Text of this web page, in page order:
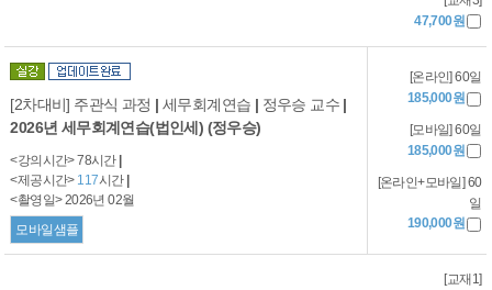
47,700원
[2차대비] 주관식 과정 | 세무회계연습 | 정우승 교수 |
2026년 세무회계연습(법인세) (정우승)
<강의시간> 78시간 |
<제공시간> 117시간 |
<촬영일> 2026년 02월
모바일샘플
[온라인] 60일
185,000원
[모바일] 60일
185,000원
[온라인+모바일] 60
일
190,000원
[교재1]